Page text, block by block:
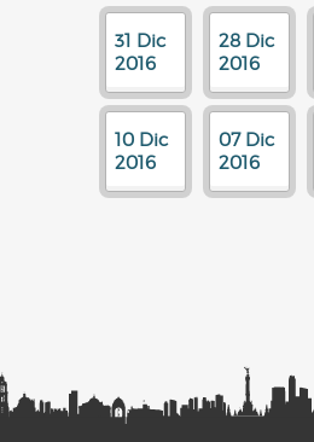
31 Dic
2016
28 Dic
2016
10 Dic
2016
07 Dic
2016